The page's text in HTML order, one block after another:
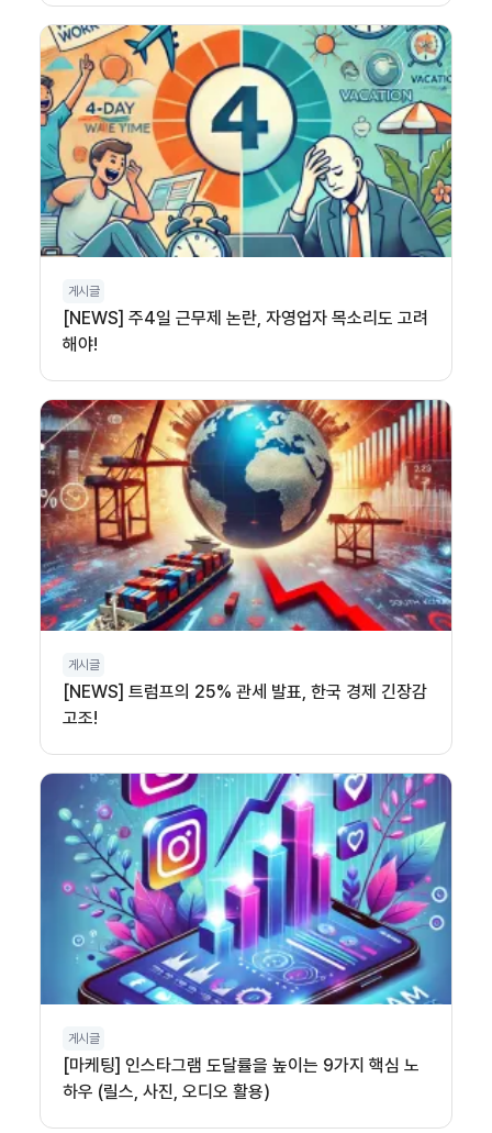
게시글
[NEWS] 주4일 근무제 논란, 자영업자 목소리도 고려
해야!
게시글
[NEWS] 트럼프의 25% 관세 발표, 한국 경제 긴장감
고조!
게시글
[마케팅] 인스타그램 도달률을 높이는 9가지 핵심 노
하우 (릴스, 사진, 오디오 활용)